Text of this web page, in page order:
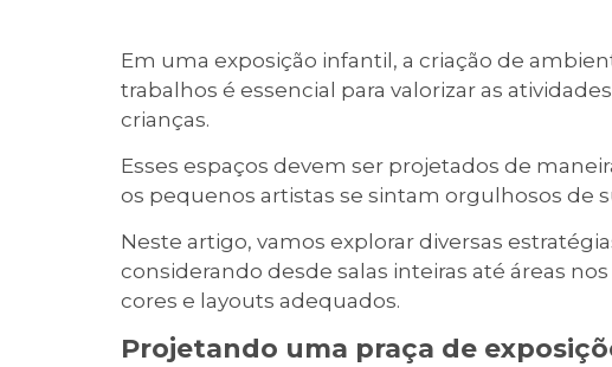
Em uma exposição infantil, a criação de
trabalhos é essencial para valorizar as
crianças.
Esses espaços devem ser projetados de
os pequenos artistas se sintam orgulhosos de
Neste artigo, vamos explorar diversas
considerando desde salas inteiras até áreas
cores e layouts adequados.
Projetando uma praça de